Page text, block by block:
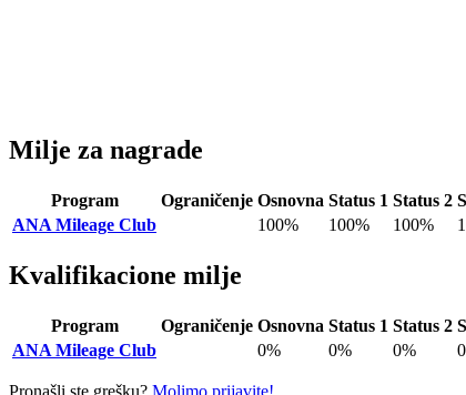
Milje za nagrade
Program Ograničenje Osnovna Status 1 Status 2
ANA Mileage Club
100% 100% 100%
Kvalifikacione milje
Program Ograničenje Osnovna Status 1 Status 2
ANA Mileage Club
0% 0% 0%